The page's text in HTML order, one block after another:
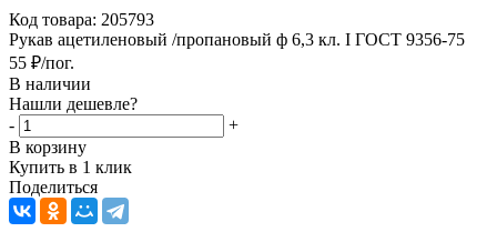
Код товара: 205793
Рукав ацетиленовый /пропановый ф 6,3 кл. I ГОСТ 9356-75
55 ₽/пог.
В наличии
Нашли дешевле?
-
+
В корзину
Купить в 1 клик
Поделиться